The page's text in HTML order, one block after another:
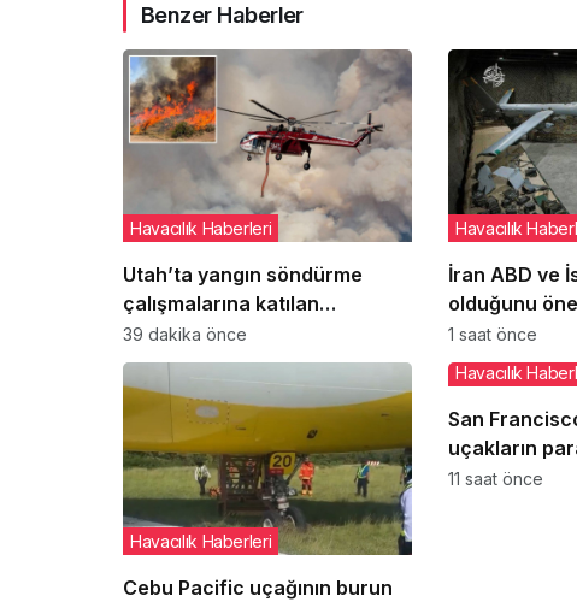
Benzer Haberler
Utah’ta yangın söndürme
çalışmalarına katılan
helikopter düştü: 2 pilot
hayatını kaybetti
Havacılık Haberleri
39 dakika önce
İran ABD ve
olduğunu
araçlarının
sergiledi
Havacılık
1 saat önce
Cebu Pacific uçağının burun
Havacılık Haberleri
San
uçakların
inişleri 12
Havacılık
11 saat önce